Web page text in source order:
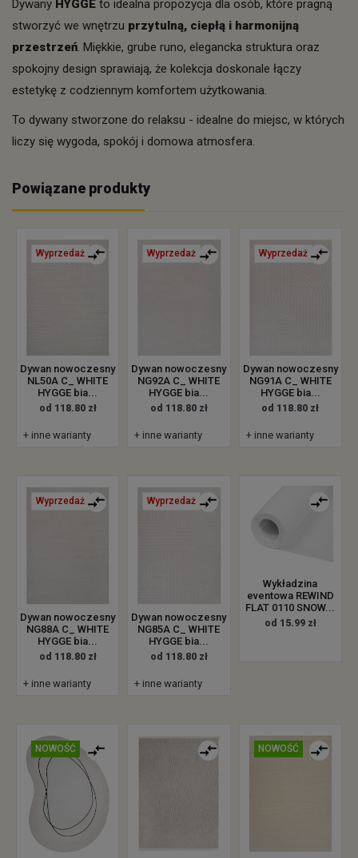
Dywany HYGGE to idealna propozycja dla osób, które pragną
stworzyć we wnętrzu przytulną, ciepłą i harmonijną
przestrzeń. Miękkie, grube runo, elegancka struktura oraz
spokojny design sprawiają, że kolekcja doskonale łączy
estetykę z codziennym komfortem użytkowania.
To dywany stworzone do relaksu - idealne do miejsc, w których
liczy się wygoda, spokój i domowa atmosfera.
Powiązane produkty
Wyprzedaż
Dywan nowoczesny
NL50A C_ WHITE
HYGGE bia...
od 118.80 zł
+ inne warianty
Wyprzedaż
Dywan nowoczesny
NG92A C_ WHITE
HYGGE bia...
od 118.80 zł
+ inne warianty
Wyprzedaż
Dywan nowoczesny
NG91A C_ WHITE
HYGGE bia...
od 118.80 zł
+ inne warianty
Wyprzedaż
Dywan nowoczesny
NG88A C_ WHITE
HYGGE bia...
od 118.80 zł
+ inne warianty
Wyprzedaż
Dywan nowoczesny
NG85A C_ WHITE
HYGGE bia...
od 118.80 zł
+ inne warianty
Wykładzina
eventowa REWIND
FLAT 0110 SNOW...
od 15.99 zł
NOWOŚĆ NOWOŚĆ